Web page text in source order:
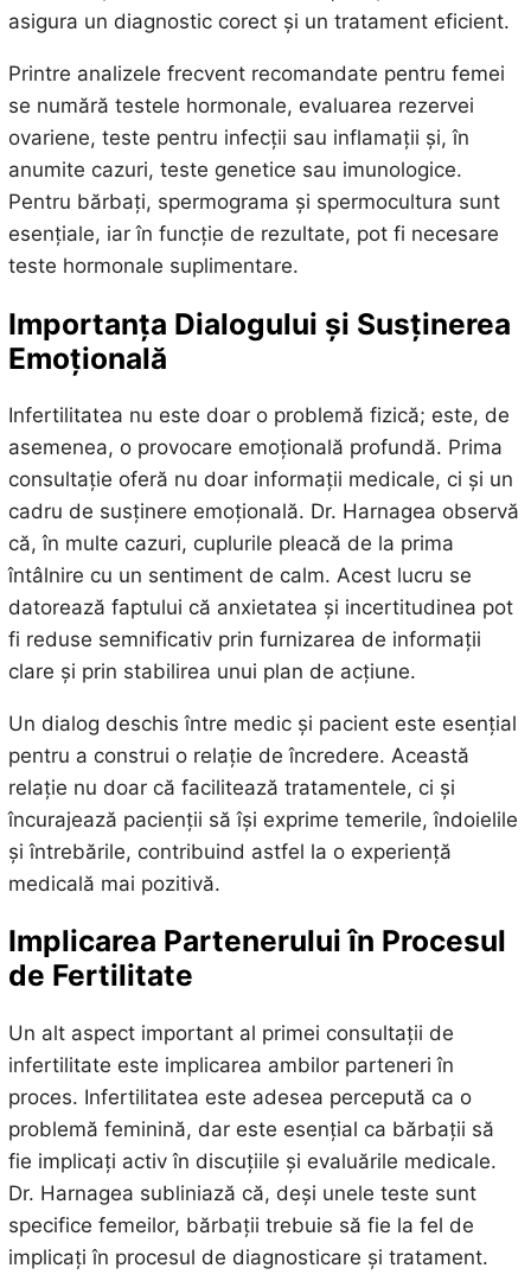
asigura un diagnostic corect și un tratament eficient.
Printre analizele frecvent recomandate pentru femei
se numără testele hormonale, evaluarea rezervei
ovariene, teste pentru infecții sau inflamații și, în
anumite cazuri, teste genetice sau imunologice.
Pentru bărbați, spermograma și spermocultura sunt
esențiale, iar în funcție de rezultate, pot fi necesare
teste hormonale suplimentare.
Importanța Dialogului și Susținerea
Emoțională
Infertilitatea nu este doar o problemă fizică; este, de
asemenea, o provocare emoțională profundă. Prima
consultație oferă nu doar informații medicale, ci și un
cadru de susținere emoțională. Dr. Harnagea observă
că, în multe cazuri, cuplurile pleacă de la prima
întâlnire cu un sentiment de calm. Acest lucru se
datorează faptului că anxietatea și incertitudinea pot
fi reduse semnificativ prin furnizarea de informații
clare și prin stabilirea unui plan de acțiune.
Un dialog deschis între medic și pacient este esențial
pentru a construi o relație de încredere. Această
relație nu doar că facilitează tratamentele, ci și
încurajează pacienții să își exprime temerile, îndoielile
și întrebările, contribuind astfel la o experiență
medicală mai pozitivă.
Implicarea Partenerului în Procesul
de Fertilitate
Un alt aspect important al primei consultații de
infertilitate este implicarea ambilor parteneri în
proces. Infertilitatea este adesea percepută ca o
problemă feminină, dar este esențial ca bărbații să
fie implicați activ în discuțiile și evaluările medicale.
Dr. Harnagea subliniază că, deși unele teste sunt
specifice femeilor, bărbații trebuie să fie la fel de
implicați în procesul de diagnosticare și tratament.